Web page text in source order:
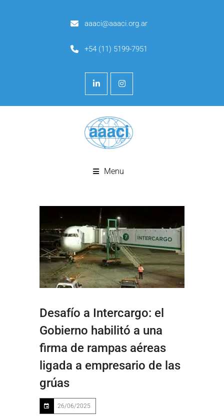
aaaci@aaaci.org.ar
+54 (11) 5199-7951
Menu
Desafío a Intercargo: el
Gobierno habilitó a una
firma de rampas aéreas
ligada a empresario de las
grúas
26/06/2025